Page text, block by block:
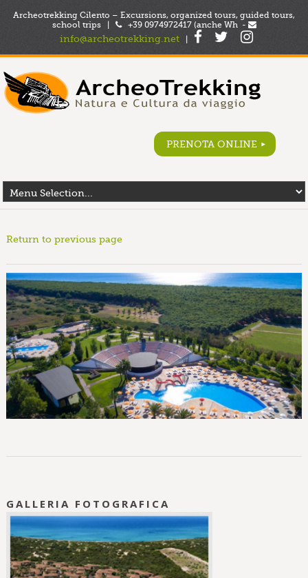
Archeotrekking Cilento – Excursions, organized tours, guided tours,
school trips |
+39 0974972417 (anche Wh -
info@archeotrekking.net|
PRENOTA ONLINE
Return to previous page
GALLERIA FOTOGRAFICA